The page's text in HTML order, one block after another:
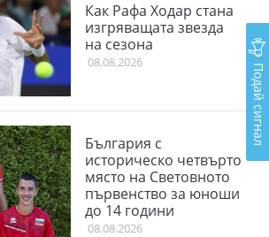
Как Рафа Ходар стана
изгряващата звезда
на сезона
08.08.2026
България с
историческо четвърто
място на Световното
първенство за юноши
до 14 години
08.08.2026
Подай сигнал